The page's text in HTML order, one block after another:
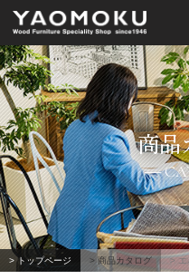
ショールーム
YAOMOKUについて
商品カタログ
スペシャルコンテンツ
商品
> トップページ > 商品カタログ > エ